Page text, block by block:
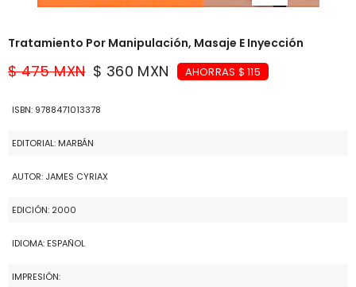
Tratamiento Por Manipulación, Masaje E Inyección
$ 475 MXN $ 360 MXN AHORRAS $ 115
ISBN: 9788471013378
EDITORIAL: MARBÁN
AUTOR: JAMES CYRIAX
EDICIÓN: 2000
IDIOMA: ESPAÑOL
IMPRESIÓN: